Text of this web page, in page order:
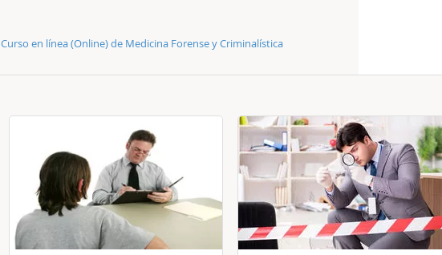
Curso en línea (Online) de Medicina Forense y Criminalística